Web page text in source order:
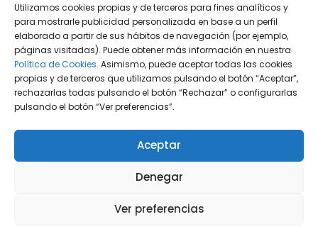
Utilizamos cookies propias y de terceros para fines analíticos y
para mostrarle publicidad personalizada en base a un perfil
elaborado a partir de sus hábitos de navegación (por ejemplo,
páginas visitadas). Puede obtener más información en nuestra
Política de Cookies. Asimismo, puede aceptar todas las cookies
propias y de terceros que utilizamos pulsando el botón “Aceptar”,
rechazarlas todas pulsando el botón “Rechazar” o configurarlas
pulsando el botón “Ver preferencias”.
Aceptar
Denegar
Ver preferencias
Patentes
Las patentes son un medio para proteger los
derechos de los inventores. Por medio de la
patente se otorga al inventor el derecho
exclusivo de impedir que terceros utilicen su
invención sin consentimiento. Este derecho es
transferible, se puede vender o ceder a un
tercero para su comercialización bajo licencia.
Una patente transforma una idea en ingresos,